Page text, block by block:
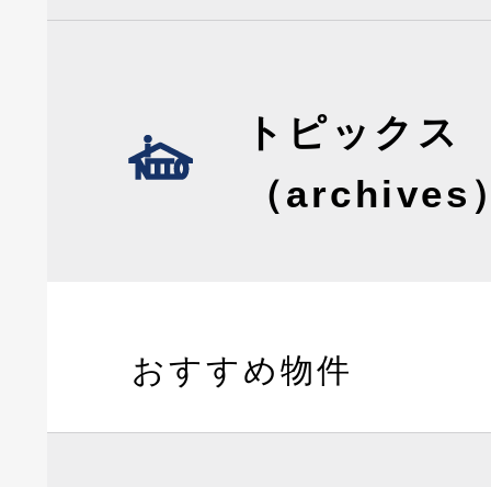
トピックス
（archives
おすすめ物件